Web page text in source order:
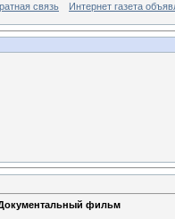
связь Интернет газета
фильм